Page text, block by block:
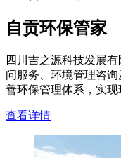
自贡环保管家
四川吉之源科技发展
问服务、环境管理咨
善环保管理体系，实现
查看详情